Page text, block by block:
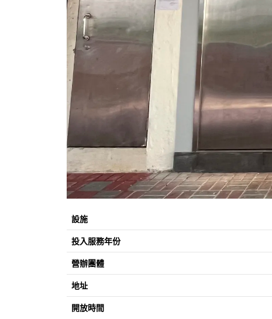
設施
投入服務年份
營辦團體
地址
開放時間